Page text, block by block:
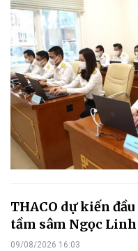
THACO dự kiến
tầm sâm Ngọc Linh
09/08/2026 16:03